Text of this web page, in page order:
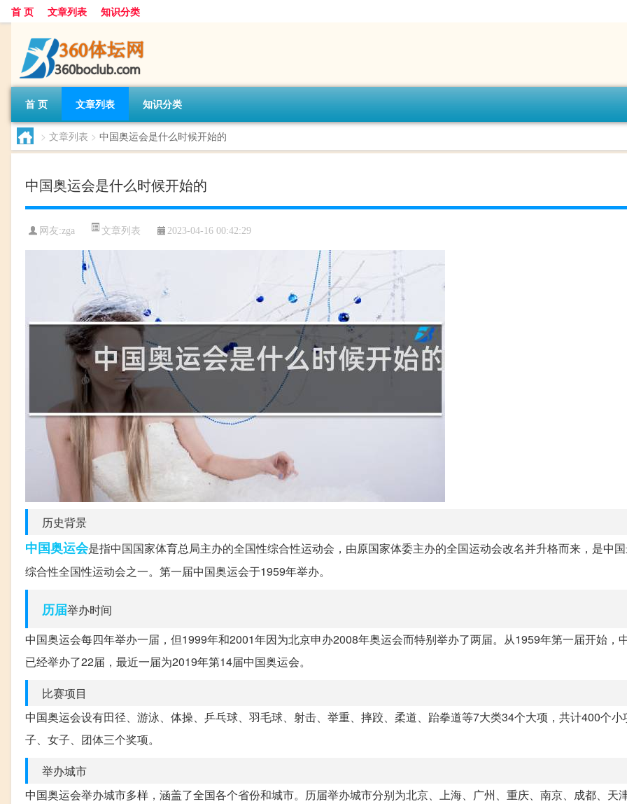
首 页 文章列表 知识分类
首 页 文章列表 知识分类
> 文章列表 > 中国奥运会是什么时候开始的
中国奥运会是什么时候开始的
网友:zga 文章列表 2023-04-16 00:42:29
历史背景
中国奥运会是指中国国家体育总局主办的全国性综合性运动会，由原国家体委主办的全国运动会改名并升格而来，是中
综合性全国性运动会之一。第一届中国奥运会于1959年举办。
历届举办时间
中国奥运会每四年举办一届，但1999年和2001年因为北京申办2008年奥运会而特别举办了两届。从1959年第一届开始，
已经举办了22届，最近一届为2019年第14届中国奥运会。
比赛项目
中国奥运会设有田径、游泳、体操、乒乓球、羽毛球、射击、举重、摔跤、柔道、跆拳道等7大类34个大项，共计400个小
子、女子、团体三个奖项。
举办城市
中国奥运会举办城市多样，涵盖了全国各个省份和城市。历届举办城市分别为北京、上海、广州、重庆、南京、成都、天